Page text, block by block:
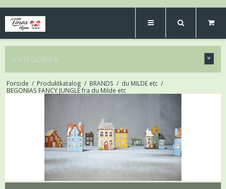
KATEGORIER
Forside / Produktkatalog / BRANDS / du MILDE etc /
BEGONIAS FANCY JUNGLE fra du Milde etc